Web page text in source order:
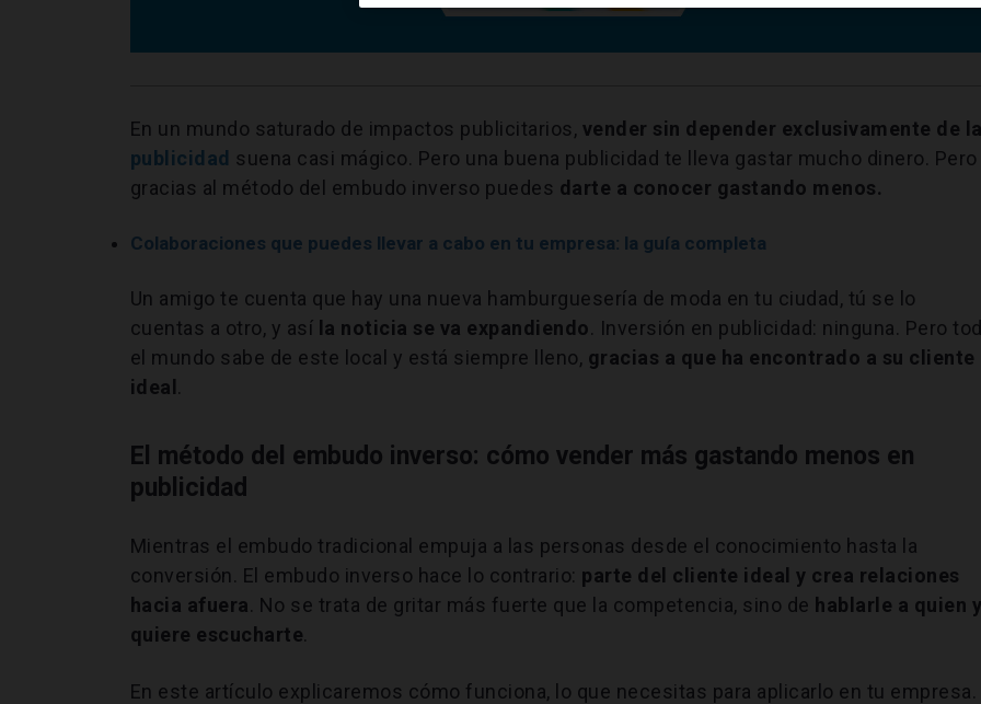
En un mundo saturado de impactos publicitarios, vender sin depender exclusivamente de
publicidad suena casi mágico. Pero una buena publicidad te lleva gastar mucho dinero. Pero
gracias al método del embudo inverso puedes darte a conocer gastando menos.
Colaboraciones que puedes llevar a cabo en tu empresa: la guía completa
Un amigo te cuenta que hay una nueva hamburguesería de moda en tu ciudad, tú se lo
cuentas a otro, y así la noticia se va expandiendo. Inversión en publicidad: ninguna. Pero
el mundo sabe de este local y está siempre lleno, gracias a que ha encontrado a su cliente
ideal.
El método del embudo inverso: cómo vender más gastando menos en
publicidad
Mientras el embudo tradicional empuja a las personas desde el conocimiento hasta la
conversión. El embudo inverso hace lo contrario: parte del cliente ideal y crea relaciones
hacia afuera. No se trata de gritar más fuerte que la competencia, sino de hablarle a quien
quiere escucharte.
En este artículo explicaremos cómo funciona, lo que necesitas para aplicarlo en tu empresa.